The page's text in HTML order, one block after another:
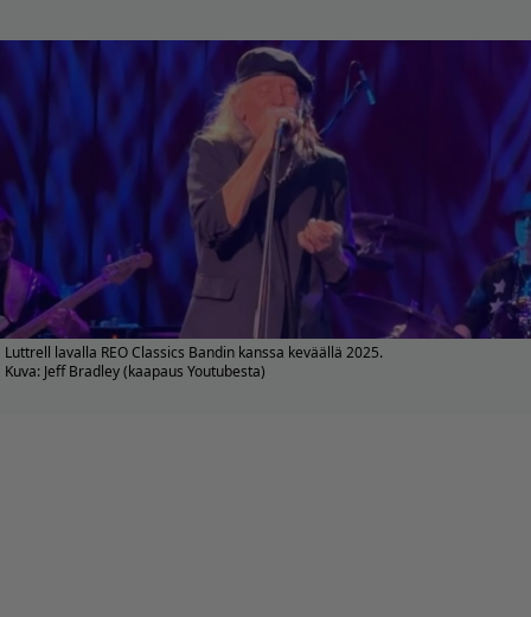
Luttrell lavalla REO Classics Bandin kanssa keväällä 2025.
Kuva: Jeff Bradley (kaapaus Youtubesta)